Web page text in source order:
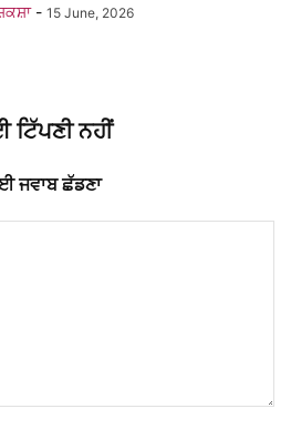
- 15 June, 2026
ਟਿੱਪਣੀ ਨਹੀਂ
ਜਵਾਬ ਛੱਡਣਾ